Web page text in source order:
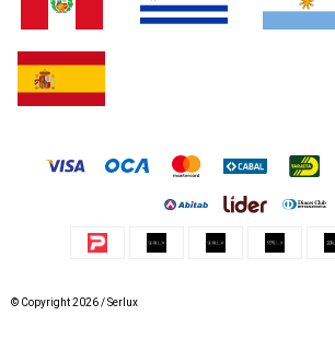
© Copyright 2026 / Serlux